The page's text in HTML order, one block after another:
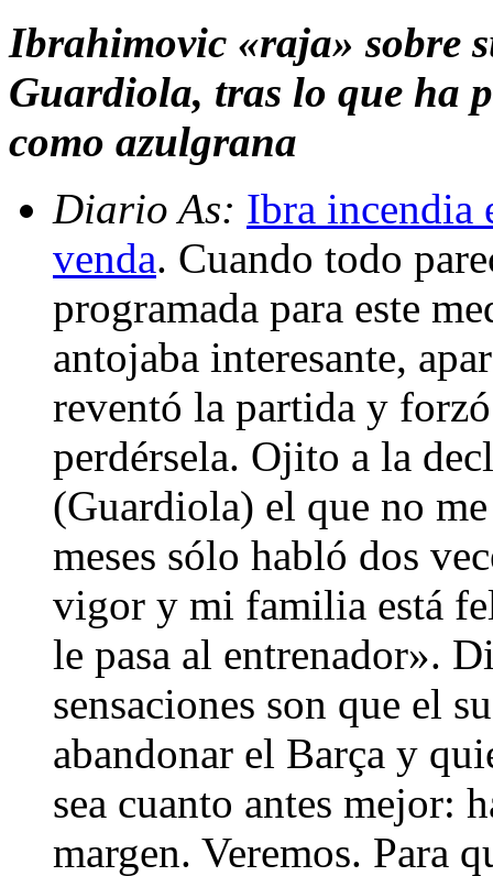
Ibrahimovic «raja» sobre
Guardiola, tras lo que ha
como azulgrana
Diario As: Ibra incendia
venda. Cuando todo
programada para este
antojaba interesante,
reventó la partida y
perdérsela. Ojito a la
(Guardiola) el que no
meses sólo habló dos
vigor y mi familia está
le pasa al entrenador».
sensaciones son que el
abandonar el Barça y
sea cuanto antes mejor:
margen. Veremos. Para